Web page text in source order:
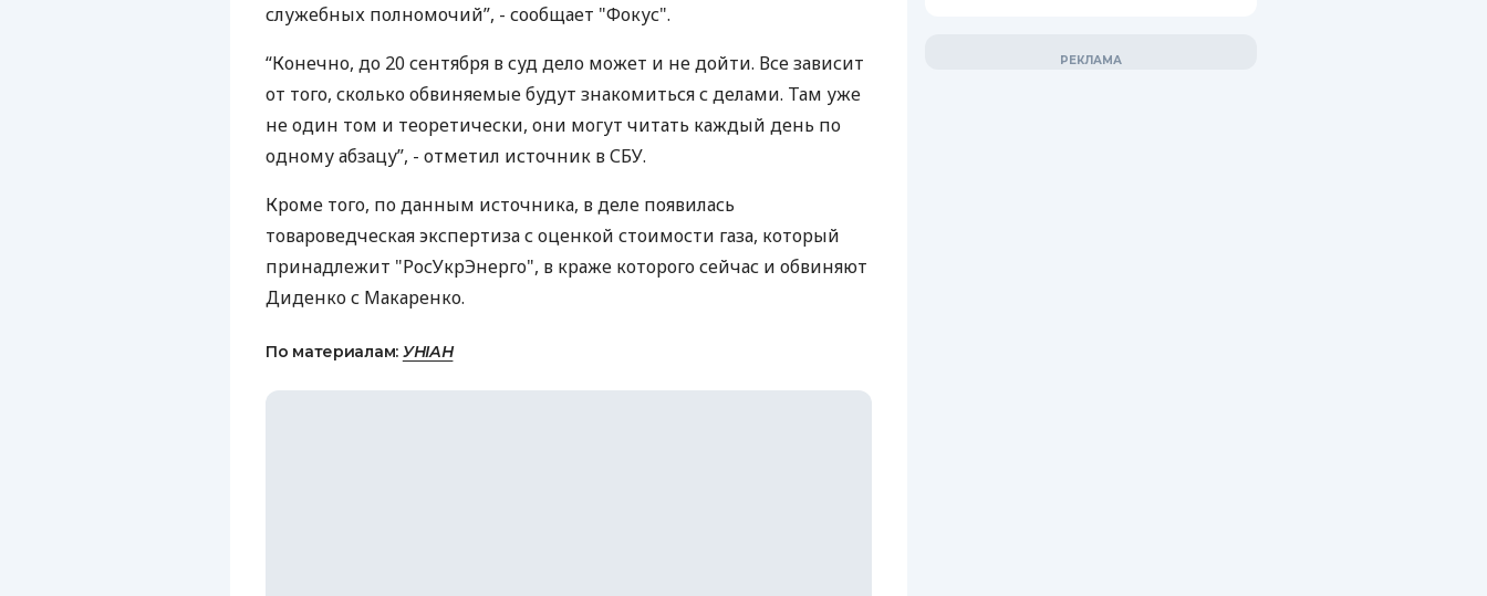
служебных полномочий”, - сообщает "Фокус".
“Конечно, до 20 сентября в суд дело может и не дойти. Все зависит
от того, сколько обвиняемые будут знакомиться с делами. Там уже
не один том и теоретически, они могут читать каждый день по
одному абзацу”, - отметил источник в СБУ.
Кроме того, по данным источника, в деле появилась
товароведческая экспертиза с оценкой стоимости газа, который
принадлежит "РосУкрЭнерго", в краже которого сейчас и обвиняют
Диденко с Макаренко.
По материалам: УНІАН